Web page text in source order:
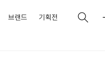
브랜드 기획전